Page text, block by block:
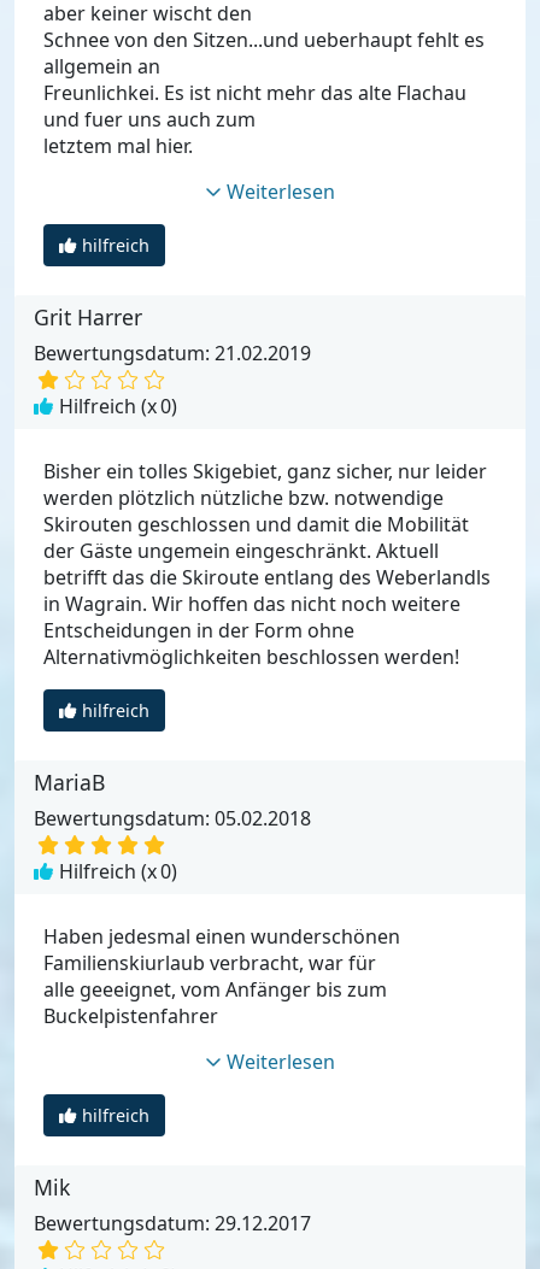
aber keiner wischt den
Schnee von den Sitzen...und ueberhaupt fehlt es
allgemein an
Freunlichkei. Es ist nicht mehr das alte Flachau
und fuer uns auch zum
letztem mal hier.
Weiterlesen
hilfreich
Grit Harrer
Bewertungsdatum: 21.02.2019
Hilfreich (x0)
Bisher ein tolles Skigebiet, ganz sicher, nur leider
werden plötzlich nützliche bzw. notwendige
Skirouten geschlossen und damit die Mobilität
der Gäste ungemein eingeschränkt. Aktuell
betrifft das die Skiroute entlang des Weberlandls
in Wagrain. Wir hoffen das nicht noch weitere
Entscheidungen in der Form ohne
Alternativmöglichkeiten beschlossen werden!
hilfreich
MariaB
Bewertungsdatum: 05.02.2018
Hilfreich (x0)
Haben jedesmal einen wunderschönen
Familienskiurlaub verbracht, war für
alle geeeignet, vom Anfänger bis zum
Buckelpistenfahrer
Weiterlesen
hilfreich
Mik
Bewertungsdatum: 29.12.2017